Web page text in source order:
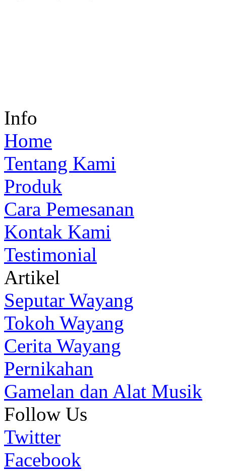
Info
Home
Tentang Kami
Produk
Cara Pemesanan
Kontak Kami
Testimonial
Artikel
Seputar Wayang
Tokoh Wayang
Cerita Wayang
Pernikahan
Gamelan dan Alat Musik
Follow Us
Twitter
Facebook